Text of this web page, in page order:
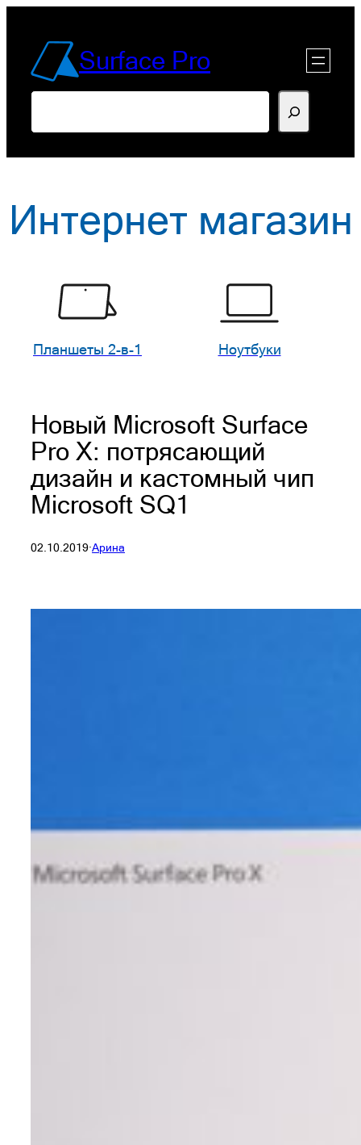
содержимомуSurface Pro
Интернет магазин
Планшеты 2-в-1 Ноутбуки
Новый Microsoft Surface
Pro X: потрясающий
дизайн и кастомный чип
Microsoft SQ1
02.10.2019·Арина